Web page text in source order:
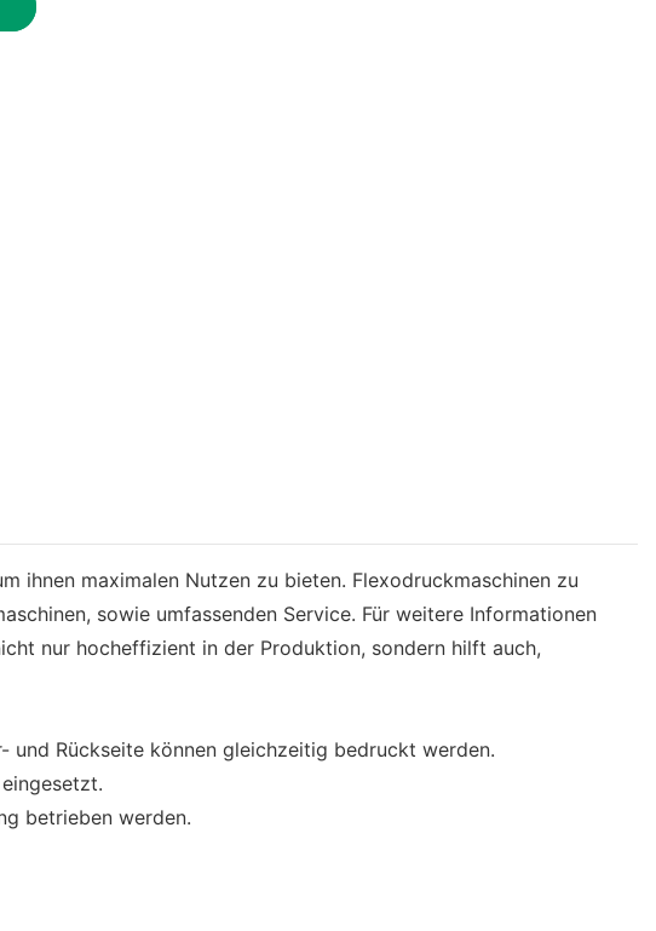
ihnen maximalen Nutzen zu bieten. Flexodruckmaschinen zu
sowie umfassenden Service. Für weitere Informationen
nur hocheffizient in der Produktion, sondern hilft auch,
und Rückseite können gleichzeitig bedruckt werden.
betrieben werden.